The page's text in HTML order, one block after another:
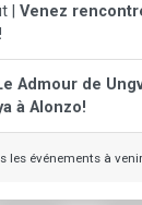
| Venez
Admour de
à Alonzo!
les événements à venir